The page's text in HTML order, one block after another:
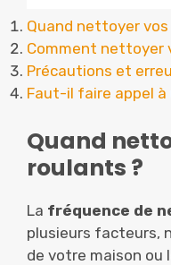
Quand nettoyer
Comment nettoyer
Précautions et
Faut-il faire appel
Quand
roulants ?
La fréquence de
plusieurs facteurs,
de votre maison ou